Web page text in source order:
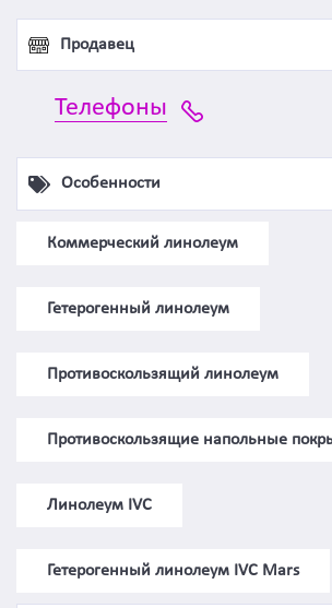
Продавец
Телефоны
Особенности
Коммерческий линолеум
Гетерогенный линолеум
Противоскользящий линолеум
Противоскользящие напольные
Линолеум IVC
Гетерогенный линолеум IVC Mars